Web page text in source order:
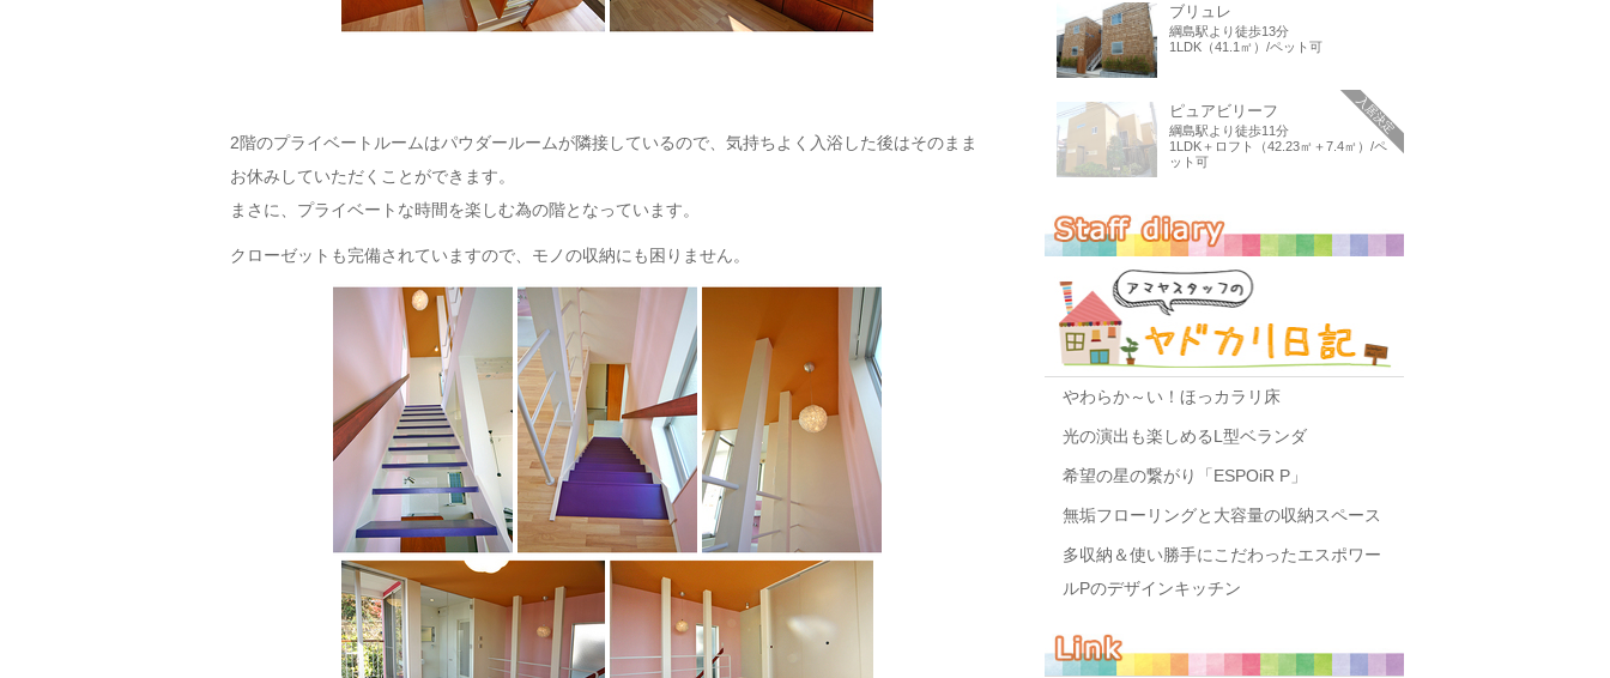
2階のプライベートルームはパウダールームが隣接しているので、気持ちよく入浴した後はそのまま
お休みしていただくことができます。
まさに、プライベートな時間を楽しむ為の階となっています。
クローゼットも完備されていますので、モノの収納にも困りません。
ブリュレ
綱島駅より徒歩13分
1LDK（41.1㎡）/ペット可
ピュアビリーフ
綱島駅より徒歩11分
1LDK＋ロフト（42.23㎡＋7.4㎡）/ペ
ット可
入居決定
やわらか～い！ほっカラリ床
光の演出も楽しめるL型ベランダ
希望の星の繋がり「ESPOiR P」
無垢フローリングと大容量の収納スペース
多収納＆使い勝手にこだわったエスポワー
ルPのデザインキッチン